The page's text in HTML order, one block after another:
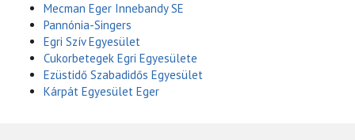
Mecman Eger Innebandy SE
Pannónia-Singers
Egri Szív Egyesület
Cukorbetegek Egri Egyesülete
Ezüstidő Szabadidős Egyesület
Kárpát Egyesület Eger